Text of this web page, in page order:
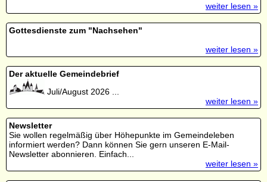
weiter lesen »
Gottesdienste zum "Nachsehen"
weiter lesen »
Der aktuelle Gemeindebrief
Juli/August 2026 ...
weiter lesen »
Newsletter
Sie wollen regelmäßig über Höhepunkte im Gemeindeleben
informiert werden? Dann können Sie gern unseren E-Mail-
Newsletter abonnieren. Einfach...
weiter lesen »